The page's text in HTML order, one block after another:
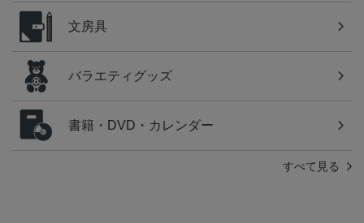
文房具
バラエティグッズ
書籍・DVD・カレンダー
すべて見る